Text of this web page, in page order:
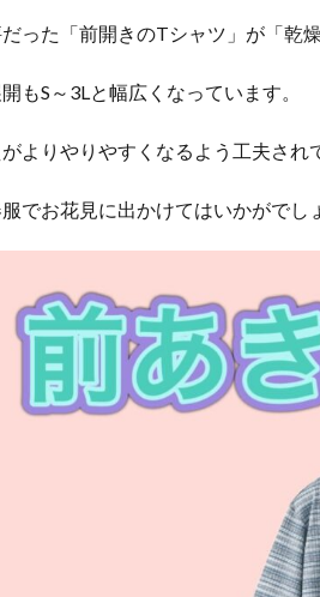
った「前開きのTシャツ」が「乾
もS～3Lと幅広くなっています。
よりやりやすくなるよう工夫され
服でお花見に出かけてはいかがで